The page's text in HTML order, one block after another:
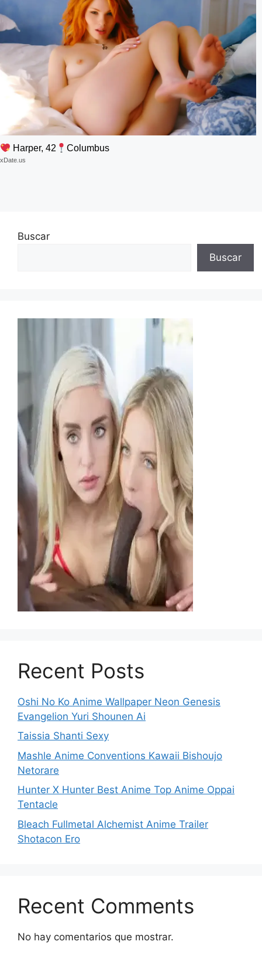
Harper, 42 Columbus
xDate.us
Buscar
Buscar
Recent Posts
Oshi No Ko Anime Wallpaper Neon Genesis
Evangelion Yuri Shounen Ai
Taissia Shanti Sexy
Mashle Anime Conventions Kawaii Bishoujo
Netorare
Hunter X Hunter Best Anime Top Anime Oppai
Tentacle
Bleach Fullmetal Alchemist Anime Trailer
Shotacon Ero
Recent Comments
No hay comentarios que mostrar.